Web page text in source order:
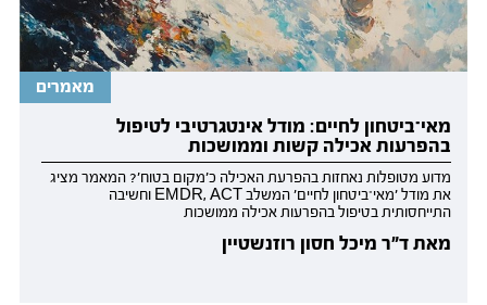
מאמרים
מאי־ביטחון לחיים: מודל אינטגרטיבי לטיפול
בהפרעות אכילה קשות וממושכות
מדוע מטופלות נאחזות בהפרעת האכילה כ'מקום בטוח'? המאמר מציג
את מודל 'מאי־ביטחון לחיים' המשלב EMDR, ACT וחשיבה
התייחסותית בטיפול בהפרעות אכילה ממושכות
מאת ד"ר מיכל חסון רוזנשטיין